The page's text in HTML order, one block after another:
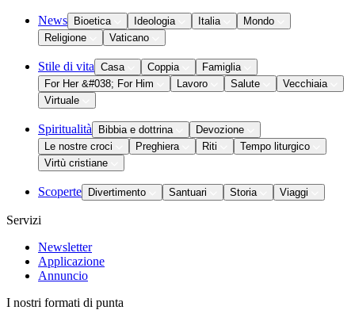
News Bioetica Ideologia Italia
Mondo
Religione
Vaticano
Stile di vita Casa Coppia
Famiglia
For Her &#038; For Him
Lavoro Salute
Vecchiaia
Virtuale
Spiritualità Bibbia e dottrina
Devozione
Le nostre croci
Preghiera Riti
Tempo liturgico
Virtù cristiane
Scoperte Divertimento Santuari Storia Viaggi
Servizi
Newsletter
Applicazione
Annuncio
I nostri formati di punta